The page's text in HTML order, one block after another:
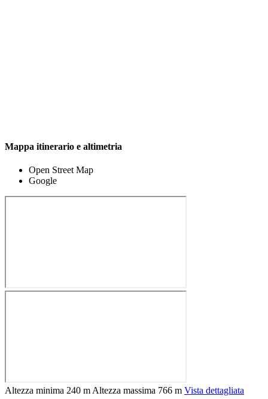
Mappa itinerario e altimetria
Open Street Map
Google
Altezza minima 240 m Altezza massima 766 m Vista dettagliata